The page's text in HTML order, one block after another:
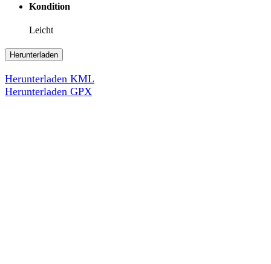
Kondition
Leicht
Herunterladen
Herunterladen KML
Herunterladen GPX